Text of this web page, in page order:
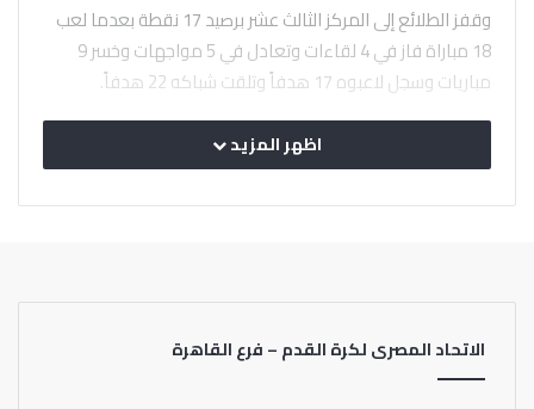
وقفز الطلائع إلى المركز الثالث عشر برصيد 17 نقطة بعدما لعب
18 مباراة فاز في 4 لقاءات وتعادل في 5 مواجهات وخسر 9
مباريات وسجل لاعبوه 17 هدفاً وتلقت شباكه 22 هدفاً.
بينما تجمد رصيد فريق الجونة عند 21 نقطة احتفظ بهم في
المركز الحادي عشر بجدول ترتيب الدوري من خوض 16 مباراة، فاز
في 5 لقاءات وتعادل في 6 لقاءات وخسر 5 مواجهات وسجل
اظهر المزيد
الاتحاد المصرى لكرة القدم – فرع القاهرة